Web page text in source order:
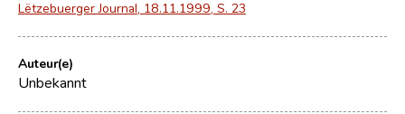
Lëtzebuerger Journal, 18.11.1999, S. 23
Auteur(e)
Unbekannt